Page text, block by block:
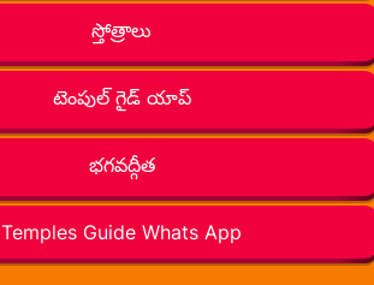
స్తోత్రాలు
టెంపుల్ గైడ్ యాప్
భగవద్గీత
Temples Guide Whats App